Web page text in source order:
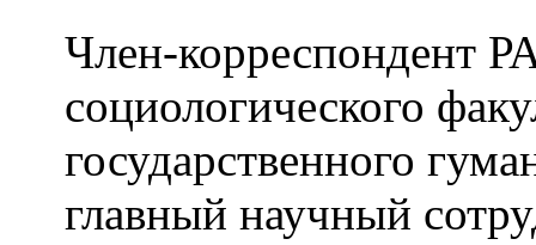
Член-корреспондент
социологического
государственного
главный научный